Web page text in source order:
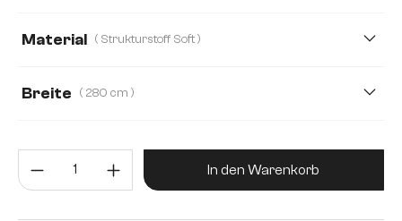
Material ( Strukturstoff Soft )
Breite ( 280 cm )
Produkt Anzahl: Gib den
In den Warenkorb